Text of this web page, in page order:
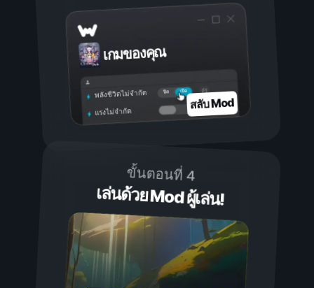
เกมของคุณ
เปิด
ปิด
พลังชีวิตไม่จำกัด
แรงไม่จำกัด สลับ Mod
ขั้นตอนที่ 4
เล่นด้วย Mod ผู้เล่น!